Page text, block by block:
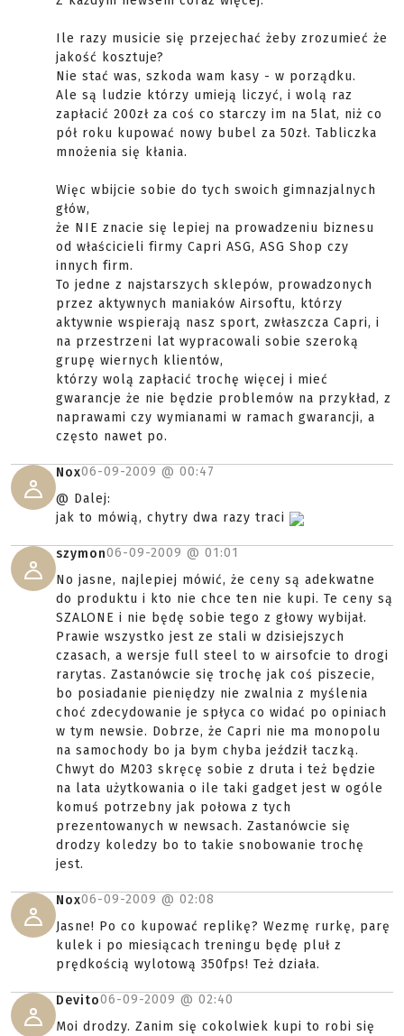
Ile razy musicie się przejechać żeby zrozumieć że
jakość kosztuje?
Nie stać was, szkoda wam kasy - w porządku.
Ale są ludzie którzy umieją liczyć, i wolą raz
zapłacić 200zł za coś co starczy im na 5lat, niż co
pół roku kupować nowy bubel za 50zł. Tabliczka
mnożenia się kłania.
Więc wbijcie sobie do tych swoich gimnazjalnych
głów,
że NIE znacie się lepiej na prowadzeniu biznesu
od właścicieli firmy Capri ASG, ASG Shop czy
innych firm.
To jedne z najstarszych sklepów, prowadzonych
przez aktywnych maniaków Airsoftu, którzy
aktywnie wspierają nasz sport, zwłaszcza Capri, i
na przestrzeni lat wypracowali sobie szeroką
grupę wiernych klientów,
którzy wolą zapłacić trochę więcej i mieć
gwarancje że nie będzie problemów na przykład, z
naprawami czy wymianami w ramach gwarancji, a
często nawet po.
Nox06-09-2009 @ 00:47
@ Dalej:
jak to mówią, chytry dwa razy traci
szymon06-09-2009 @ 01:01
No jasne, najlepiej mówić, że ceny są adekwatne
do produktu i kto nie chce ten nie kupi. Te ceny są
SZALONE i nie będę sobie tego z głowy wybijał.
Prawie wszystko jest ze stali w dzisiejszych
czasach, a wersje full steel to w airsofcie to drogi
rarytas. Zastanówcie się trochę jak coś piszecie,
bo posiadanie pieniędzy nie zwalnia z myślenia
choć zdecydowanie je spłyca co widać po opiniach
w tym newsie. Dobrze, że Capri nie ma monopolu
na samochody bo ja bym chyba jeździł taczką.
Chwyt do M203 skręcę sobie z druta i też będzie
na lata użytkowania o ile taki gadget jest w ogóle
komuś potrzebny jak połowa z tych
prezentowanych w newsach. Zastanówcie się
drodzy koledzy bo to takie snobowanie trochę
jest.
Nox06-09-2009 @ 02:08
Jasne! Po co kupować replikę? Wezmę rurkę, parę
kulek i po miesiącach treningu będę pluł z
prędkością wylotową 350fps! Też działa.
Devito06-09-2009 @ 02:40
Moi drodzy. Zanim się cokolwiek kupi to robi się